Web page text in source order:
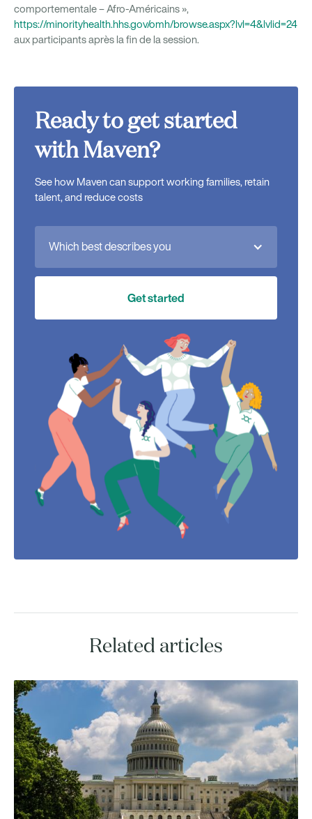
comportementale – Afro-Américains »,
https://minorityhealth.hhs.gov/omh/browse.aspx?lvl=4&lvlid=24
aux participants après la fin de la session.
Ready to get started
with Maven?
See how Maven can support working families, retain
talent, and reduce costs
Which best describes you
Get started
Related articles